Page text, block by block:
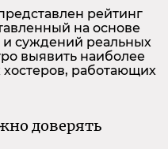
рейтинг
на основе
суждений реальных
выявить наиболее
работающих
доверять